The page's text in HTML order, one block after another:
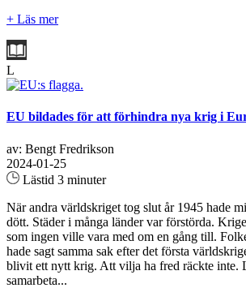
+ Läs mer
L
EU bildades för att förhindra nya krig i
av: Bengt Fredrikson
2024-01-25
Lästid 3 minuter
När andra världskriget tog slut år 1945 hade
dött. Städer i många länder var förstörda.
som ingen ville vara med om en gång till.
hade sagt samma sak efter det första
blivit ett nytt krig. Att vilja ha fred räckte inte.
samarbeta...